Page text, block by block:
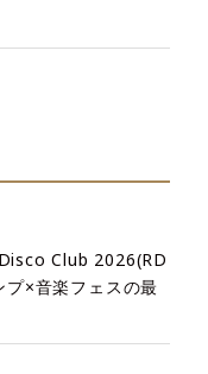
Club 2026(RD
×音楽フェスの最